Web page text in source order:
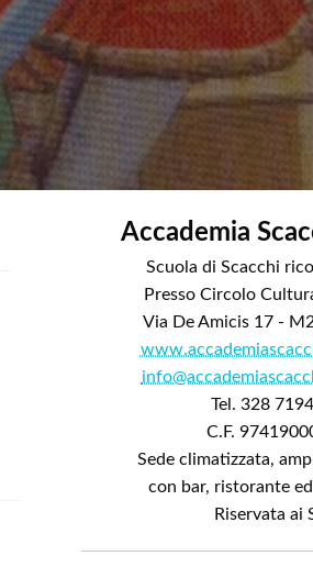
Accademia
Scuola di Scacchi
Presso Circolo
Via De Amicis 17 -
Tel. 328
C.F.
Sede climatizzata,
con bar, ristorante
Riservata ai